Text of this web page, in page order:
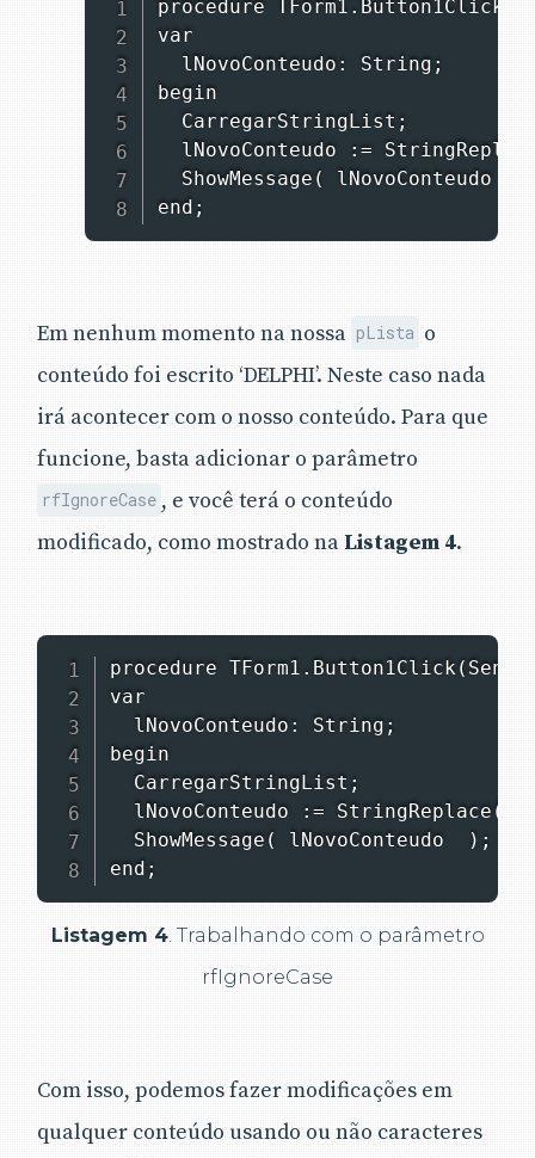
procedure
var
  lNovoConteudo: String;
begin
  CarregarStringList;
lNovoConteudo :=
ShowMessage( lNovoConteudo
end;
Em nenhum momento na nossa pLista o
conteúdo foi escrito ‘DELPHI’. Neste caso nada
irá acontecer com o nosso conteúdo. Para que
funcione, basta adicionar o parâmetro
rfIgnoreCase , e você terá o conteúdo
modificado, como mostrado na Listagem 4.
procedure
var
  lNovoConteudo: String;
begin
  CarregarStringList;
lNovoConteudo :=
  ShowMessage( lNovoConteudo  );
end;
Listagem 4. Trabalhando com o parâmetro
rfIgnoreCase
Com isso, podemos fazer modificações em
qualquer conteúdo usando ou não caracteres